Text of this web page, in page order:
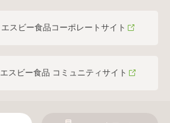
エスビー食品コーポレートサイト
エスビー食品 コミュニティサイト